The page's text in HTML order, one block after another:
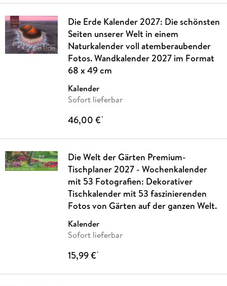
Die Erde Kalender 2027: Die schönsten
Seiten unserer Welt in einem
Naturkalender voll atemberaubender
Fotos. Wandkalender 2027 im Format
68 x 49 cm
Kalender
Sofort lieferbar
46,00 €*
Die Welt der Gärten Premium-
Tischplaner 2027 - Wochenkalender
mit 53 Fotografien: Dekorativer
Tischkalender mit 53 faszinierenden
Fotos von Gärten auf der ganzen Welt.
Kalender
Sofort lieferbar
15,99 €*